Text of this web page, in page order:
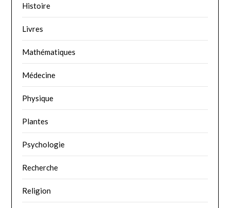
Histoire
Livres
Mathématiques
Médecine
Physique
Plantes
Psychologie
Recherche
Religion